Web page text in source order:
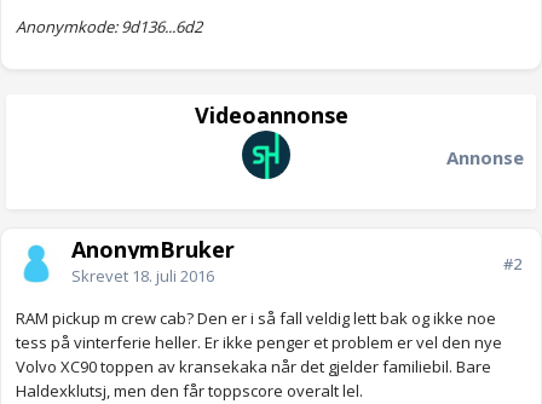
Anonymkode: 9d136...6d2
Videoannonse
Annonse
AnonymBruker
Skrevet 18. juli 2016
#2
RAM pickup m crew cab? Den er i så fall veldig lett bak og ikke noe
tess på vinterferie heller. Er ikke penger et problem er vel den nye
Volvo XC90 toppen av kransekaka når det gjelder familiebil. Bare
Haldexklutsj, men den får toppscore overalt lel.